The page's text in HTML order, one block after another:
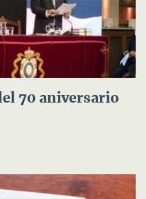
70 aniversario